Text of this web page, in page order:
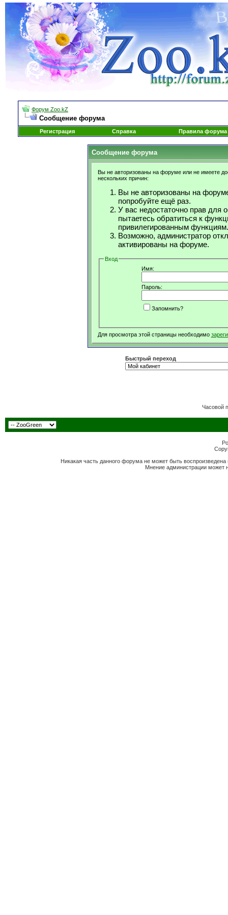
Форум Zoo.kZ
Сообщение форума
Регистрация Справка Правила форума
Сообщение форума
Вы не авторизованы на форуме или не имеете
нескольких причин:
Вы не авторизованы на
попробуйте ещё раз.
У вас недостаточно прав для
пытаетесь обратиться к
привилегированным функциям.
Возможно, администратор
активированы на форуме.
Вход
Имя:
Пароль:
Запомнить?
Для просмотра этой страницы необходимо
Быстрый переход
Часовой
Никакая часть данного форума не может быть
Мнение администрации может